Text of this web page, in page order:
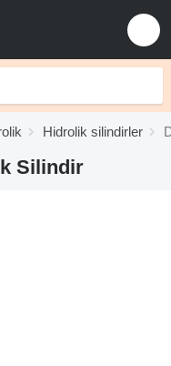
Hidrolik silindirler
Silindir